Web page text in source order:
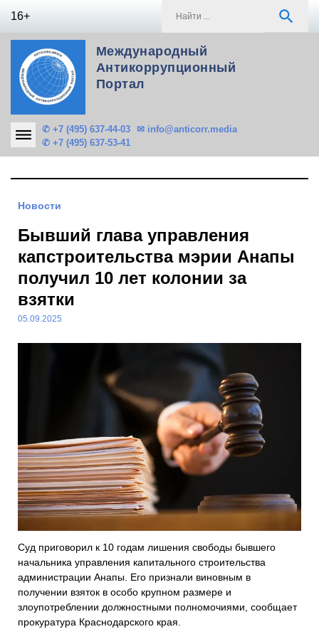
16+ search
Международный
Антикоррупционный
Портал
✆ +7 (495) 637-44-03
✆ +7 (495) 637-53-41
✉ info@anticorr.media
Новости
Бывший глава управления
капстроительства мэрии Анапы
получил 10 лет колонии за
взятки
05.09.2025
Суд приговорил к 10 годам лишения свободы бывшего
начальника управления капитального строительства
администрации Анапы. Его признали виновным в
получении взяток в особо крупном размере и
злоупотреблении должностными полномочиями, сообщает
прокуратура Краснодарского края.